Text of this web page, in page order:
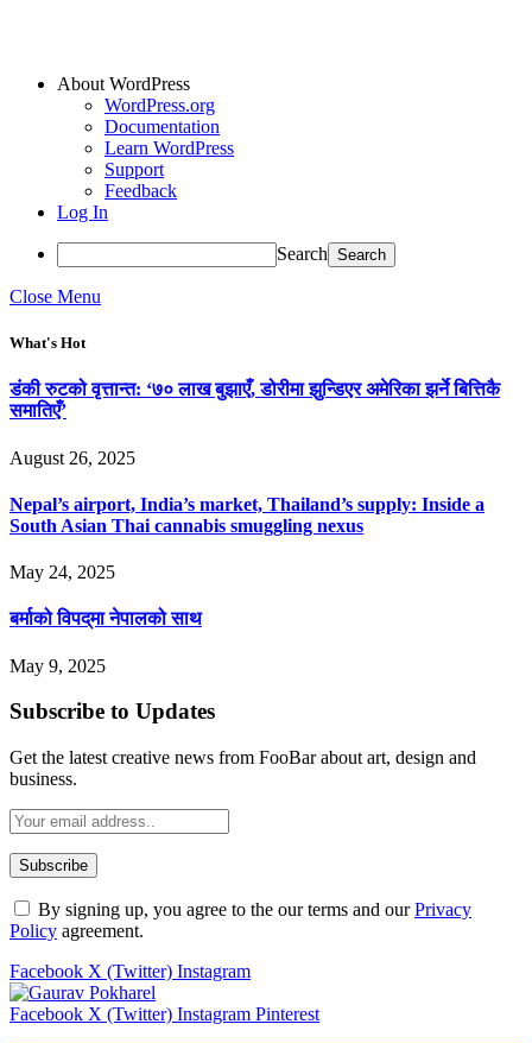
About WordPress
WordPress.org
Documentation
Learn WordPress
Support
Feedback
Log In
Search
Close Menu
What's Hot
डंकी रुटको वृत्तान्त: ‘७० लाख बुझाएँ, डोरीमा झुन्डिएर अमेरिका झर्ने बित्तिकै
समातिएँ’
August 26, 2025
Nepal’s airport, India’s market, Thailand’s supply: Inside a
South Asian Thai cannabis smuggling nexus
May 24, 2025
बर्माको विपद्‌मा नेपालको साथ
May 9, 2025
Subscribe to Updates
Get the latest creative news from FooBar about art, design and
business.
By signing up, you agree to the our terms and ourPrivacy
Policy agreement.
Facebook X (Twitter) Instagram
Facebook X (Twitter) Instagram Pinterest